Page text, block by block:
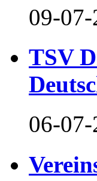
09-
TSV
06-